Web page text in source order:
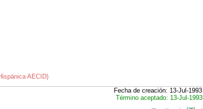
AECID)
Fecha de creación: 13-Jul-1993
Término aceptado: 13-Jul-1993